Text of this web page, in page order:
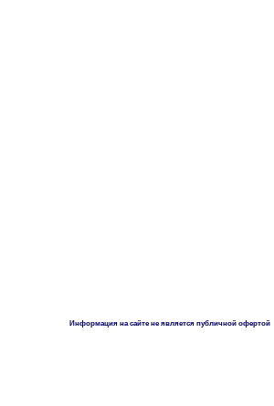
Информация на сайте не является публичной офертой